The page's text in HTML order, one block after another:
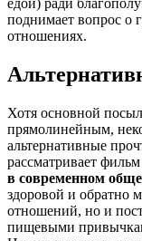
едой) ради
поднимает вопрос о
отношениях.
Хотя основной
прямолинейным,
альтернативные
рассматривает
в современном
здоровой и обратно
отношений, но и
пищевыми